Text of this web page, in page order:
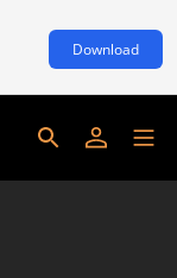
Download